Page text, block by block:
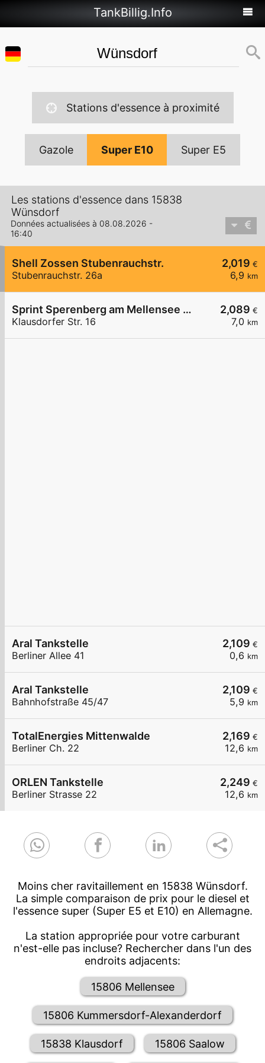
TankBillig.Info
Stations d'essence à proximité
Gazole Super E10 Super E5
Les stations d'essence dans 15838
Wünsdorf
Données actualisées à 08.08.2026 -
16:40
2,019 €
6,9 km
Shell Zossen Stubenrauchstr.
Stubenrauchstr. 26a
2,089 €
7,0 km
Sprint Sperenberg am Mellensee Klausdorfer Str.
Klausdorfer Str. 16
2,109 €
0,6 km
Aral Tankstelle
Berliner Allee 41
2,109 €
5,9 km
Aral Tankstelle
Bahnhofstraße 45/47
2,169 €
12,6 km
TotalEnergies Mittenwalde
Berliner Ch. 22
2,249 €
12,6 km
ORLEN Tankstelle
Berliner Strasse 22
Moins cher ravitaillement en 15838 Wünsdorf.
La simple comparaison de prix pour le diesel et
l'essence super (Super E5 et E10) en Allemagne.
La station appropriée pour votre carburant
n'est-elle pas incluse? Rechercher dans l'un des
endroits adjacents:
15806 Mellensee
15806 Kummersdorf-Alexanderdorf
15838 Klausdorf 15806 Saalow